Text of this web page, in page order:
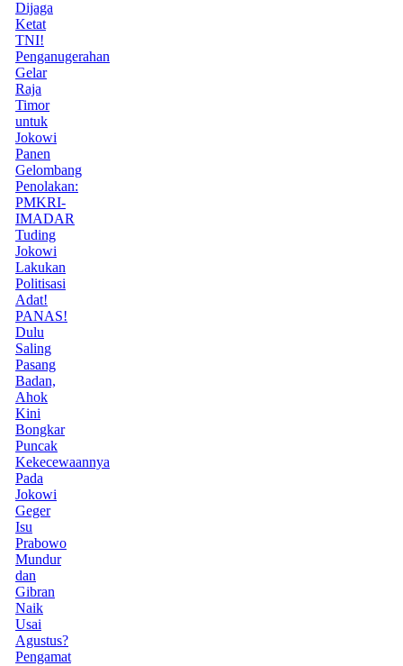
Dijaga
Ketat
TNI!
Penganugerahan
Gelar
Raja
Timor
untuk
Jokowi
Panen
Gelombang
Penolakan:
PMKRI-
IMADAR
Tuding
Jokowi
Lakukan
Politisasi
Adat!
PANAS!
Dulu
Saling
Pasang
Badan,
Ahok
Kini
Bongkar
Puncak
Kekecewaannya
Pada
Jokowi
Geger
Isu
Prabowo
Mundur
dan
Gibran
Naik
Usai
Agustus?
Pengamat